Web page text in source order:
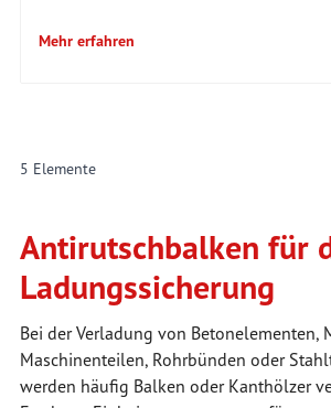
Mehr erfahren
5 Elemente
Antirutschbalken für
Ladungssicherung
Bei der Verladung von Betonelementen,
Maschinenteilen, Rohrbünden oder
werden häufig Balken oder Kanthölzer